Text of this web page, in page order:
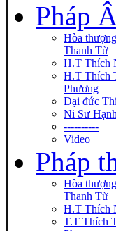
Pháp
Hòa
Thanh Từ
H.T Thích
H.T Thích
Phương
Đại đức
Ni Sư
----------
Video
Pháp
Hòa
Thanh Từ
H.T Thích
T.T Thích